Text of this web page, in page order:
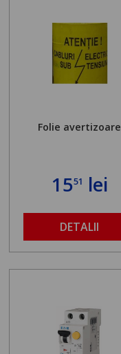
Folie avertizoare
1551 lei
DETALII